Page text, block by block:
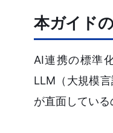
本ガイド
AI連携の標準
LLM（大規模
が直面している